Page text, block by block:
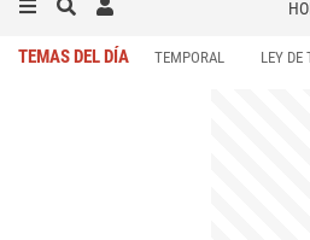
TEMAS DEL DÍA TEMPORAL LEY DE